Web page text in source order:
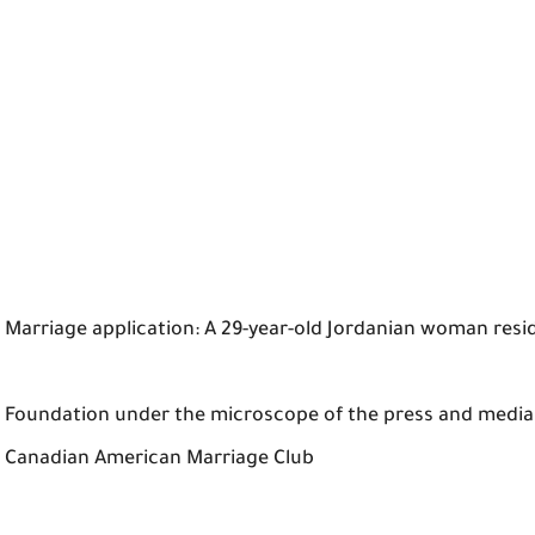
Marriage application: A 29-year-old Jordanian woman
Foundation under the microscope of the press and media
Canadian American Marriage Club